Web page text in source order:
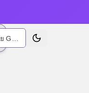
เปลี่ยนธีม